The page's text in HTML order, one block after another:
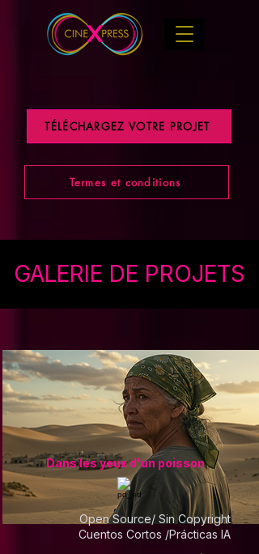
TÉLÉCHARGEZ VOTRE PROJET
Termes et conditions
GALERIE DE PROJETS
Dans les yeux d'un poisson
Open Source/ Sin Copyright
Cuentos Cortos /Prácticas IA